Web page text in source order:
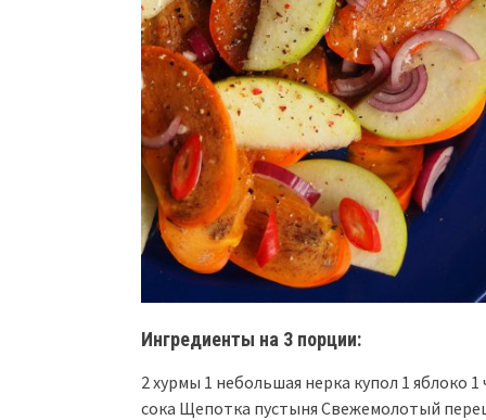
Ингредиенты на 3 порции:
2 хурмы 1 небольшая нерка купол 1 яблоко
сока Щепотка пустыня Свежемолотый